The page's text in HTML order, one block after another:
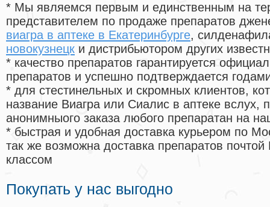
* Мы являемся первым и единственным на
представителем по продаже препаратов
виагра в аптеке в Екатеринбурге,
новокузнецк и дистрибьютором других
* качество препаратов гарантируется
препаратов и успешно подтверждается
* для стестинельных и скромных клиентов,
название Виагра или Сиалис в аптеке вслух,
анонимныого заказа любого препаратан на
* быстрая и удобная доставка курьером по
так же возможна доставка препаратов
классом
Покупать у нас выгодно